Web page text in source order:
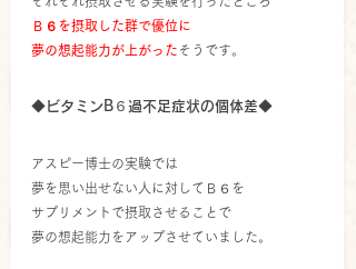
Ｂ６を摂取した群で優位に
夢の想起能力が上がった そうです。
◆ビタミンB６過不足症状の個体差◆
アスピー博士の実験では
夢を思い出せない人に対してＢ６を
サプリメントで摂取させることで
夢の想起能力をアップさせていました。